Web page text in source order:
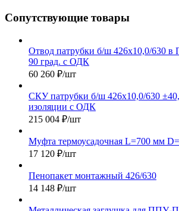
Сопутствующие товары
Отвод патрубки б/ш 426х10,0/630
90 град. с ОДК
60 260 ₽/шт
СКУ патрубки б/ш 426х10,0/630
изоляции с ОДК
215 004 ₽/шт
Муфта термоусадочная L=700 мм
17 120 ₽/шт
Пенопакет монтажный 426/630
14 148 ₽/шт